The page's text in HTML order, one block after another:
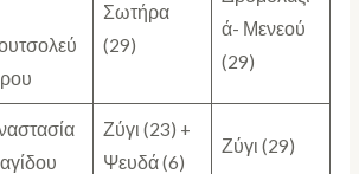
Σωτήρα
(29)
ά- Μενεού
(29)
Ζύγι (23) +
Ψευδά (6)
Ζύγι (29)